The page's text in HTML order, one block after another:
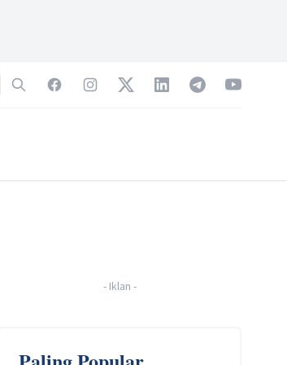
SearchFacebookInstagramTwitterLinkedInTelegramYouTube
- Iklan -